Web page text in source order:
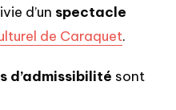
d’un spectacle
de Caraquet.
d’admissibilité sont